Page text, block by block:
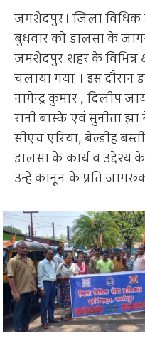
जमशेदपुर। जिला विधिक
बुधवार को डालसा के
जमशेदपुर शहर के विभिन्न
चलाया गया । इस दौरान
नागेन्द्र कुमार , दिलीप
रानी बास्के एवं सुनीता
सीएच एरिया, बेल्डीह
डालसा के कार्य व उद्देश्य
उन्हें कानून के प्रति